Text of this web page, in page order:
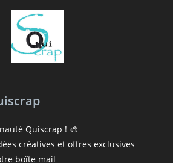
Quiscrap ! 🎨
créatives et offres exclusives
boîte mail